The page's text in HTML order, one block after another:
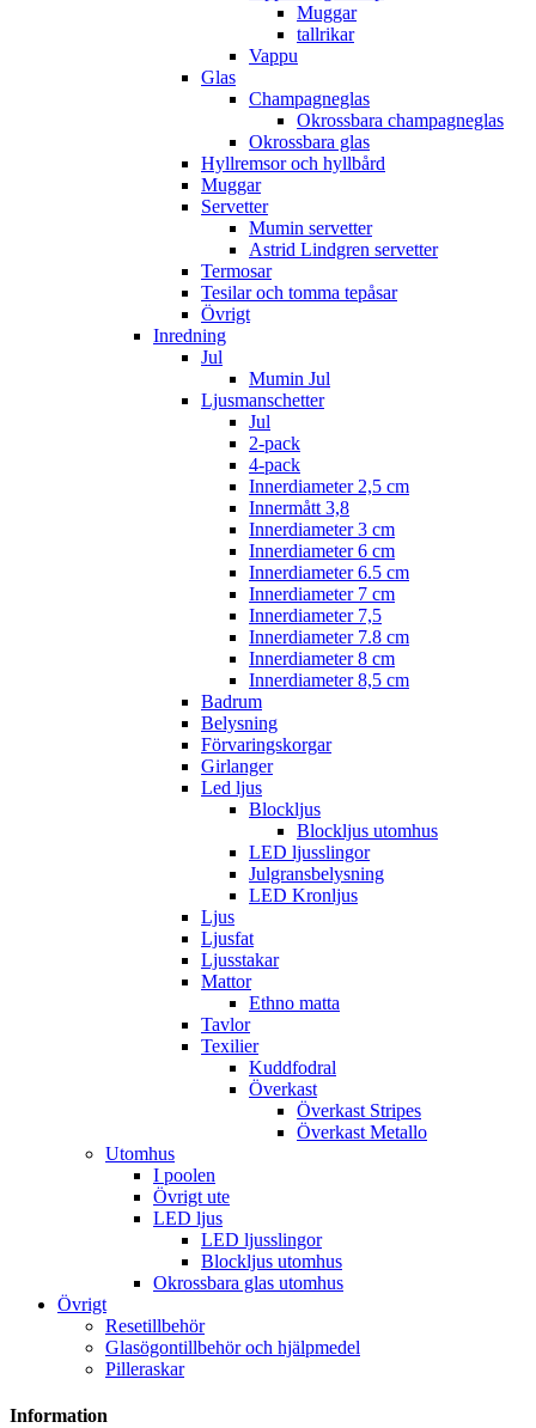
Muggar
tallrikar
Vappu
Glas
Champagneglas
Okrossbara champagneglas
Okrossbara glas
Hyllremsor och hyllbård
Muggar
Servetter
Mumin servetter
Astrid Lindgren servetter
Termosar
Tesilar och tomma tepåsar
Övrigt
Inredning
Jul
Mumin Jul
Ljusmanschetter
Jul
2-pack
4-pack
Innerdiameter 2,5 cm
Innermått 3,8
Innerdiameter 3 cm
Innerdiameter 6 cm
Innerdiameter 6.5 cm
Innerdiameter 7 cm
Innerdiameter 7,5
Innerdiameter 7.8 cm
Innerdiameter 8 cm
Innerdiameter 8,5 cm
Badrum
Belysning
Förvaringskorgar
Girlanger
Led ljus
Blockljus
Blockljus utomhus
LED ljusslingor
Julgransbelysning
LED Kronljus
Ljus
Ljusfat
Ljusstakar
Mattor
Ethno matta
Tavlor
Texilier
Kuddfodral
Överkast
Överkast Stripes
Överkast Metallo
Utomhus
I poolen
Övrigt ute
LED ljus
LED ljusslingor
Blockljus utomhus
Okrossbara glas utomhus
Övrigt
Resetillbehör
Glasögontillbehör och hjälpmedel
Pilleraskar
Information